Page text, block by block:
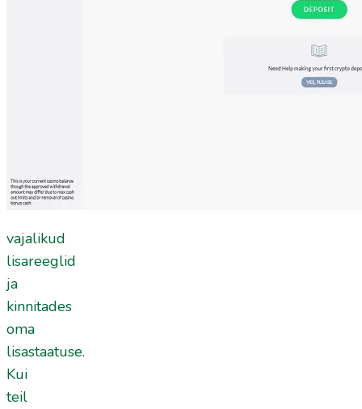
vajalikud
lisareeglid
ja
kinnitades
oma
lisastaatuse.
Kui
teil